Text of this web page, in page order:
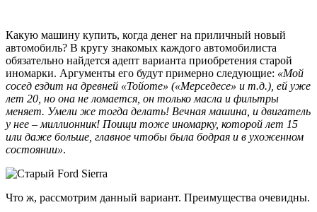
Какую машину купить, когда денег на приличный новый
автомобиль? В кругу знакомых каждого автомобилиста
обязательно найдется адепт варианта приобретения старой
иномарки. Аргументы его будут примерно следующие: «Мой
сосед ездит на древней «Тойоте» («Мерседесе» и т.д.), ей уже
лет 20, но она не ломается, он только масла и фильтры
меняет. Умели же тогда делать! Вечная машина, и двигатель
у нее – миллионник! Поищи тоже иномарку, которой лет 15
или даже больше, главное чтобы была бодрая и в ухоженном
состоянии».
Что ж, рассмотрим данный вариант. Преимущества очевидны.